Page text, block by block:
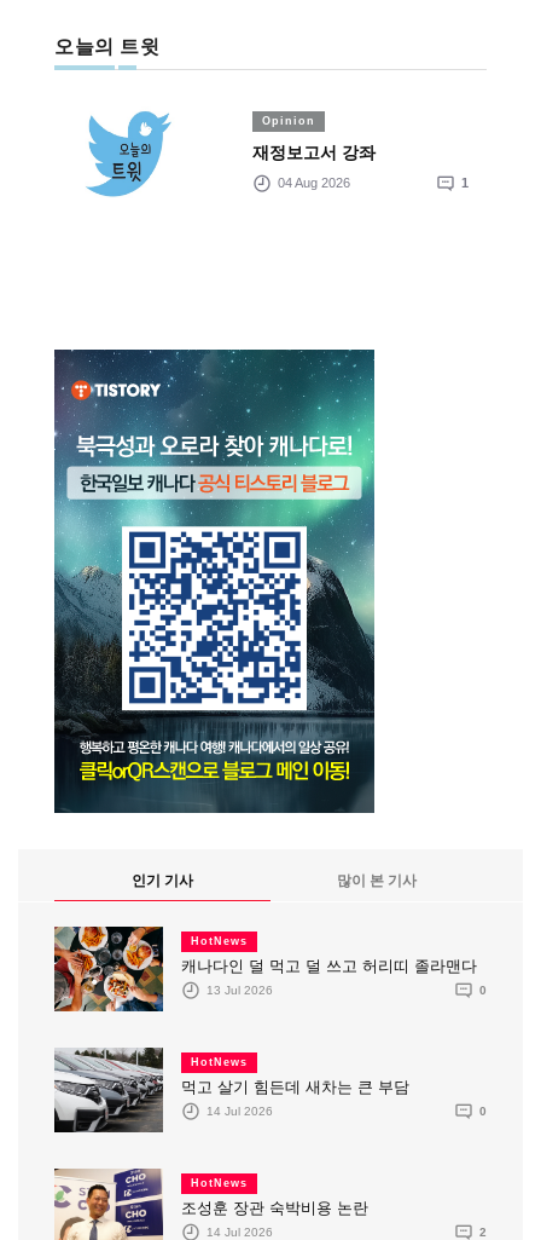
오늘의 트윗
Opinion
재정보고서 강좌
04 Aug 2026 1
인기 기사 많이 본 기사
HotNews
캐나다인 덜 먹고 덜 쓰고 허리띠 졸라맨다
13 Jul 2026 0
HotNews
먹고 살기 힘든데 새차는 큰 부담
14 Jul 2026 0
HotNews
조성훈 장관 숙박비용 논란
14 Jul 2026 2